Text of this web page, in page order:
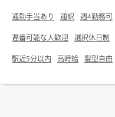
通勤手当あり 通訳 週4勤務可
遅番可能な人歓迎 選択休日制
駅近5分以内 高時給 髪型自由